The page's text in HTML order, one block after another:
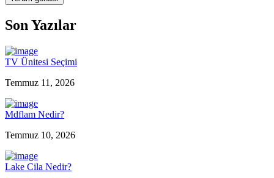
Son Yazılar
TV Ünitesi Seçimi
Temmuz 11, 2026
Mdflam Nedir?
Temmuz 10, 2026
Lake Cila Nedir?